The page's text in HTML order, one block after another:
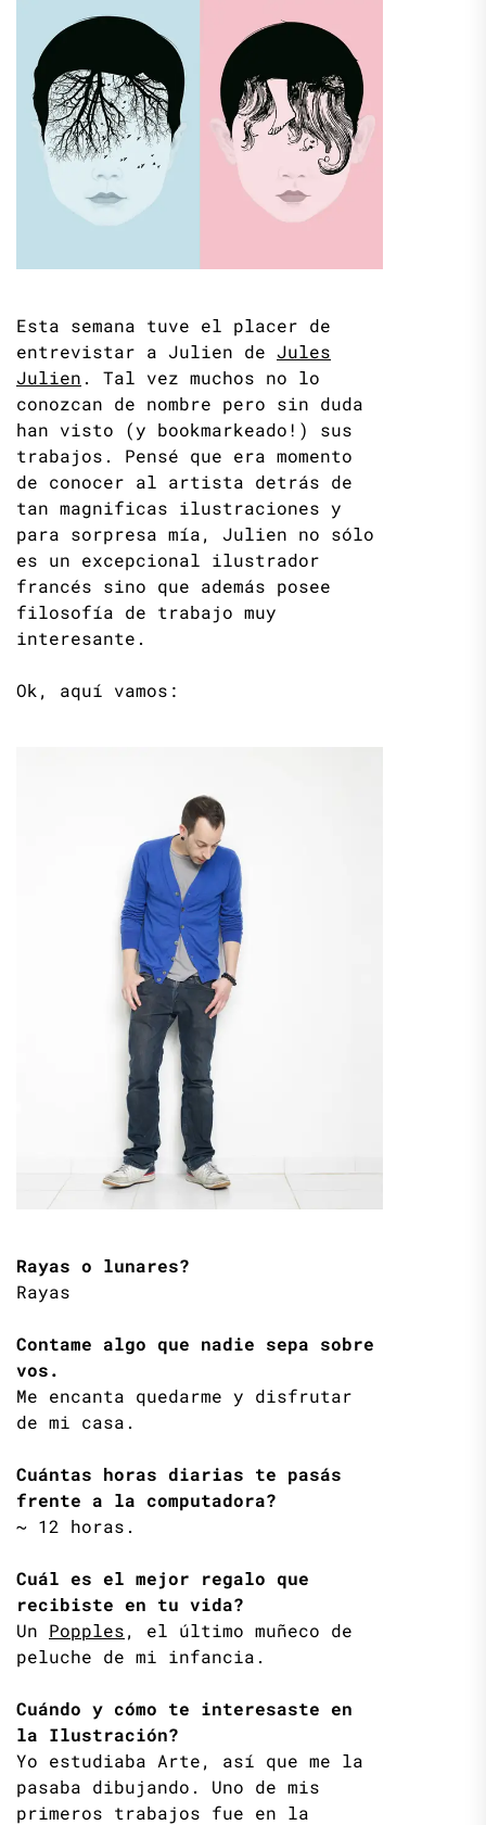
Esta semana tuve el placer de
entrevistar a Julien de Jules
Julien . Tal vez muchos no lo
conozcan de nombre pero sin duda
han visto (y bookmarkeado!) sus
trabajos. Pensé que era momento
de conocer al artista detrás de
tan magnificas ilustraciones y
para sorpresa mía, Julien no sólo
es un excepcional ilustrador
francés sino que además posee
filosofía de trabajo muy
interesante.
Ok, aquí vamos:
Rayas o lunares?
Rayas
Contame algo que nadie sepa sobre
vos.
Me encanta quedarme y disfrutar
de mi casa.
Cuántas horas diarias te pasás
frente a la computadora?
~ 12 horas.
Cuál es el mejor regalo que
recibiste en tu vida?
Un Popples, el último muñeco de
peluche de mi infancia.
Cuándo y cómo te interesaste en
la Ilustración?
Yo estudiaba Arte, así que me la
pasaba dibujando. Uno de mis
primeros trabajos fue en la